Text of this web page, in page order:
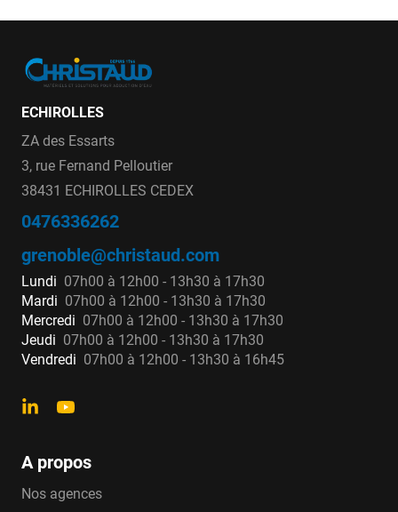
ECHIROLLES
ZA des Essarts
3, rue Fernand Pelloutier
38431 ECHIROLLES CEDEX
0476336262
grenoble@christaud.com
Lundi 07h00 à 12h00 - 13h30 à 17h30
Mardi 07h00 à 12h00 - 13h30 à 17h30
Mercredi 07h00 à 12h00 - 13h30 à 17h30
Jeudi 07h00 à 12h00 - 13h30 à 17h30
Vendredi 07h00 à 12h00 - 13h30 à 16h45
A propos
Nos agences